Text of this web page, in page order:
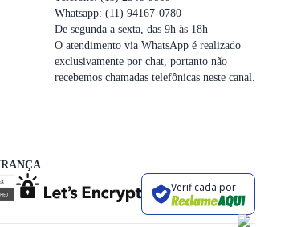
Whatsapp: (11) 94167-0780
De segunda a sexta, das 9h às 18h
O atendimento via WhatsApp é realizado
exclusivamente por chat, portanto não
recebemos chamadas telefônicas neste canal.
Verificada por